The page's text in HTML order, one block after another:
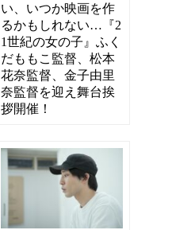
い、いつか映画を作
るかもしれない…『2
1世紀の女の子』ふく
だももこ監督、松本
花奈監督、金子由里
奈監督を迎え舞台挨
拶開催！